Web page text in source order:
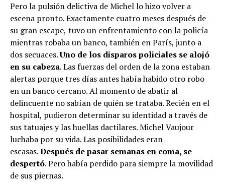
Pero la pulsión delictiva de Michel lo hizo volver a
escena pronto. Exactamente cuatro meses después de
su gran escape, tuvo un enfrentamiento con la policía
mientras robaba un banco, también en París, junto a
dos secuaces.Uno de los disparos policiales se alojó
en su cabeza. Las fuerzas del orden de la zona estaban
alertas porque tres días antes había habido otro robo
en un banco cercano. Al momento de abatir al
delincuente no sabían de quién se trataba. Recién en el
hospital, pudieron determinar su identidad a través de
sus tatuajes y las huellas dactilares. Michel Vaujour
luchaba por su vida. Las posibilidades eran
escasas.Después de pasar semanas en coma, se
despertó. Pero había perdido para siempre la movilidad
de sus piernas.